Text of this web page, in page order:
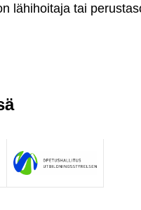
lähihoitaja tai